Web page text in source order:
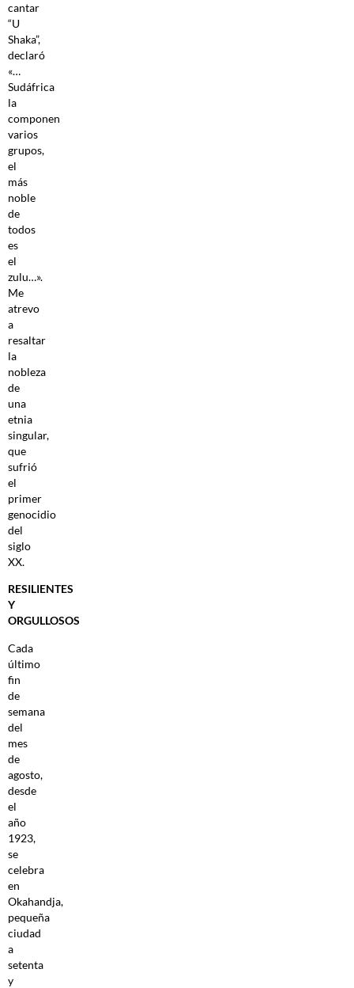
cantar
“U
Shaka”,
declaró
«…
Sudáfrica
la
componen
varios
grupos,
el
más
noble
de
todos
es
el
zulu…».
Me
atrevo
a
resaltar
la
nobleza
de
una
etnia
singular,
que
sufrió
el
primer
genocidio
del
siglo
XX.
RESILIENTES
Y
ORGULLOSOS
Cada
último
fin
de
semana
del
mes
de
agosto,
desde
el
año
1923,
se
celebra
en
Okahandja,
pequeña
ciudad
a
setenta
y